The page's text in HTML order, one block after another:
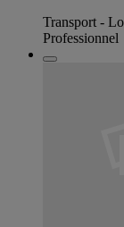
Transport -
Professionnel